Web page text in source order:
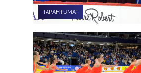
TAPAHTUMAT